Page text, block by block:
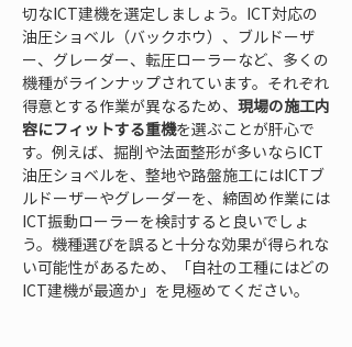
切なICT建機を選定しましょう。ICT対応の
油圧ショベル（バックホウ）、ブルドーザ
ー、グレーダー、転圧ローラーなど、多くの
機種がラインナップされています。それぞれ
得意とする作業が異なるため、 現場の施工内
容にフィットする重機を選ぶことが肝心で
す。例えば、掘削や法面整形が多いならICT
油圧ショベルを、整地や路盤施工にはICTブ
ルドーザーやグレーダーを、締固め作業には
ICT振動ローラーを検討すると良いでしょ
う。機種選びを誤ると十分な効果が得られな
い可能性があるため、「自社の工種にはどの
ICT建機が最適か」を見極めてください。